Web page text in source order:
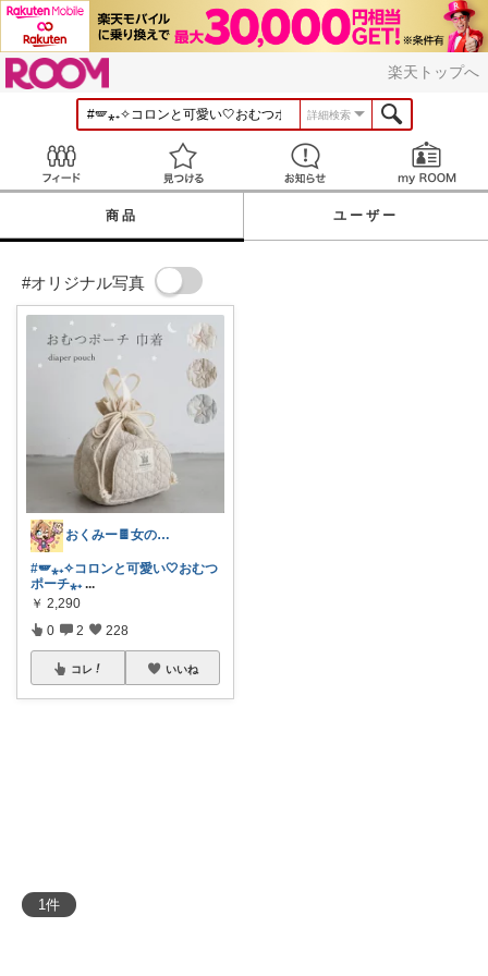
楽天トップへ
詳細検索
見つける お知らせ
商品 ユーザー
#オリジナル写真
1件
おくみー🍫女の子ママ⁎₊✧✧
#🪽⁎₊✧コロンと可愛い🤍おむつ
ポーチ⁎₊ ...
￥ 2,290
0 2 228
コレ いいね